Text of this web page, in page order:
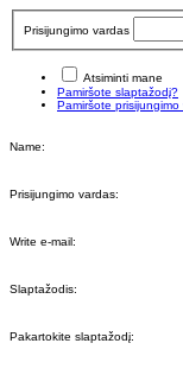
Prisijungimo vardas
Atsiminti mane
Pamiršote slaptažodį?
Pamiršote prisijungimo
Name:
Prisijungimo vardas:
Write e-mail:
Slaptažodis:
Pakartokite slaptažodį: